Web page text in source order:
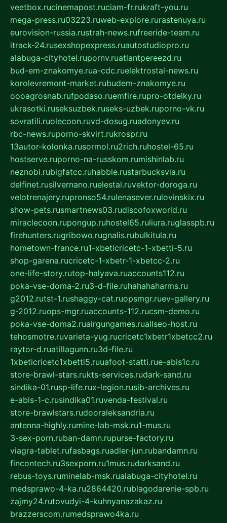
veetbox.rucinemapost.ruciam-fr.rukraft-you.ru
mega-press.ru03223.ruweb-explore.rurastenuya.ru
eurovision-russia.rustrah-news.rufreeride-team.ru
itrack-24.rusexshopexpress.ruautostudiopro.ru
alabuga-cityhotel.rupornv.ruatlantpereezd.ru
bud-em-znakomye.rua-cdc.ruelektrostal-news.ru
korolevremont-market.rubudem-znakomye.ru
oooagrosnab.rufpodaso.ruemfire.rupro-otdelky.ru
ukrasotki.ruseksuzbek.ruseks-uzbek.ruporno-vk.ru
sovratili.ruolecoon.ruvd-dosug.ruadonyev.ru
rbc-news.ruporno-skvirt.rukrospr.ru
13autor-kolonka.rusormol.ru2rich.ruhostel-65.ru
hostserve.ruporno-na-russkom.rumishinlab.ru
neznobi.rubigfatcc.ruhabble.rustarbucksvia.ru
delfinet.rusilvernano.ruelestal.ruvektor-doroga.ru
velotrenajery.rupronso54.rulenasever.rulovinskix.ru
show-pets.rusmartnews03.rudiscofoxworld.ru
miraclecoon.rupongup.ruhostel65.ruliura.ruglasspb.ru
firehunters.rugribowo.rugnalis.rubulkitula.ru
hometown-france.ru1-xbeticricetc-1-xbetti-5.ru
shop-garena.rucricetc-1-xbetr-1-xbetcc-2.ru
one-life-story.rutop-halyava.ruaccounts112.ru
poka-vse-doma-2.ru3-d-file.ruhahahaharms.ru
g2012.rutst-1.rushaggy-cat.ruopsmgr.ruev-gallery.ru
g-2012.ruops-mgr.ruaccounts-112.rucsm-demo.ru
poka-vse-doma2.ruairgungames.ruallseo-host.ru
tehosmotre.ruvarieta-yug.rucricetc1xbetr1xbetcc2.ru
raytor-d.ruatillagunn.ru3d-file.ru
1xbeticricetc1xbetti5.ruuafoot-statti.rue-abis1c.ru
store-brawl-stars.rukts-services.rudark-sand.ru
sindika-01.rusp-life.rux-legion.rusib-archives.ru
e-abis-1-c.rusindika01.ruvenda-festival.ru
store-brawlstars.rudooraleksandria.ru
antenna-highly.rumine-lab-msk.ru1-mus.ru
3-sex-porn.ruban-damn.rupurse-factory.ru
viagra-tablet.rufasbags.ruadler-jun.rubandamn.ru
fincontech.ru3sexporn.ru1mus.rudarksand.ru
rebus-toys.ruminelab-msk.rualabuga-cityhotel.ru
medsprawo-4-ka.ru2864420.rublagodarenie-spb.ru
zajmy24.rutovudyi-4-kuhnyanazakaz.ru
brazzerscom.rumedsprawo4ka.ru